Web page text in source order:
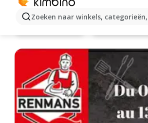
Zoeken naar winkels,
Aldi